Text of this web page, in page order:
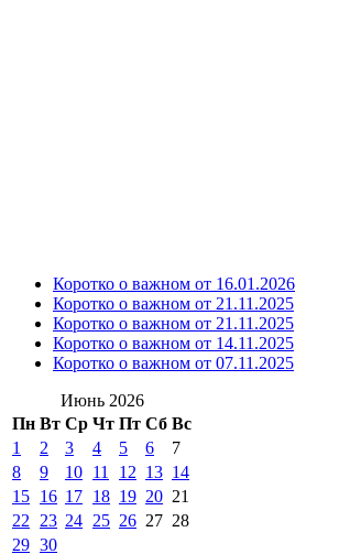
Коротко о важном от 16.01.2026
Коротко о важном от 21.11.2025
Коротко о важном от 21.11.2025
Коротко о важном от 14.11.2025
Коротко о важном от 07.11.2025
Июнь 2026
Пн Вт Ср Чт Пт Сб Вс
1
2 3 4 5 6
7
8
9 10 11 12 13 14
15 16 17 18 19 20 21
22
23 24 25 26 27 28
29 30